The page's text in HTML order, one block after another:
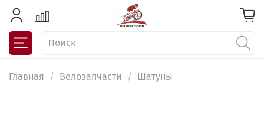
Главная Велозапчасти Шатуны